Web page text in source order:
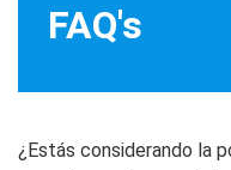
FAQ's
¿Estás considerando la